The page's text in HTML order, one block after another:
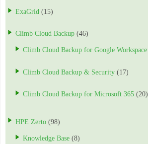
ExaGrid (15)
Climb Cloud Backup (46)
Climb Cloud Backup for Google Workspace
Climb Cloud Backup & Security (17)
Climb Cloud Backup for Microsoft 365 (20)
HPE Zerto (98)
Knowledge Base (8)